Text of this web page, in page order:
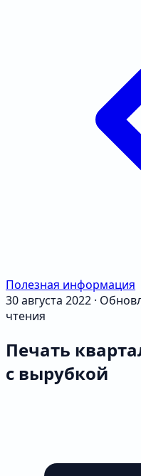
Полезная информация
30 августа 2022 ·
чтения
Печать
с вырубкой